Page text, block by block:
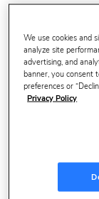
hin, dass die
unvermeidbar
In dem Bericht
die künftige
Online-
als ihr
nur um
We use cookies and
analyze site
advertising, and
banner, you consent
preferences or
Privacy Policy